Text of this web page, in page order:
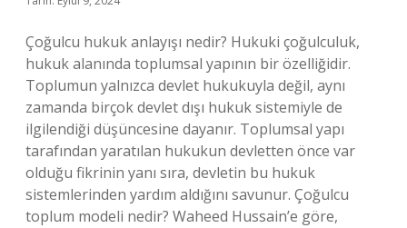
Çoğulcu hukuk anlayışı nedir? Hukuki çoğulculuk,
hukuk alanında toplumsal yapının bir özelliğidir.
Toplumun yalnızca devlet hukukuyla değil, aynı
zamanda birçok devlet dışı hukuk sistemiyle de
ilgilendiği düşüncesine dayanır. Toplumsal yapı
tarafından yaratılan hukukun devletten önce var
olduğu fikrinin yanı sıra, devletin bu hukuk
sistemlerinden yardım aldığını savunur. Çoğulcu
toplum modeli nedir? Waheed Hussain’e göre,